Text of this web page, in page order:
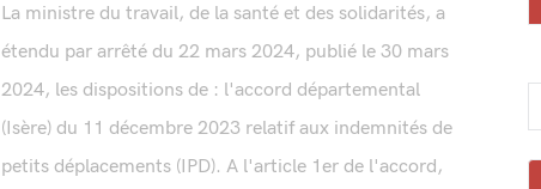
La ministre du travail, de la santé et des solidarités, a
étendu par arrêté du 22 mars 2024, publié le 30 mars
2024, les dispositions de : l'accord départemental
(Isère) du 11 décembre 2023 relatif aux indemnités de
petits déplacements (IPD). A l'article 1er de l'accord,